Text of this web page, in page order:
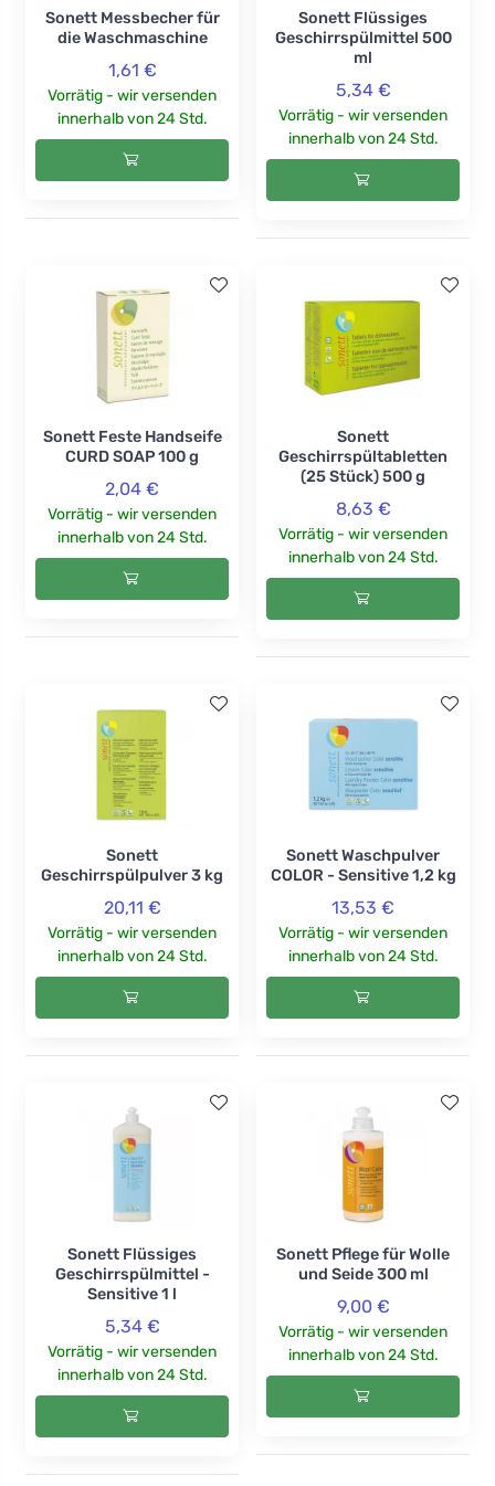
Sonett Messbecher für
die Waschmaschine
1,61 €
Vorrätig - wir versenden
innerhalb von 24 Std.
Sonett Flüssiges
Geschirrspülmittel 500
ml
5,34 €
Vorrätig - wir versenden
innerhalb von 24 Std.
Sonett Feste Handseife
CURD SOAP 100 g
2,04 €
Vorrätig - wir versenden
innerhalb von 24 Std.
Sonett
Geschirrspültabletten
(25 Stück) 500 g
8,63 €
Vorrätig - wir versenden
innerhalb von 24 Std.
Sonett
Geschirrspülpulver 3 kg
20,11 €
Vorrätig - wir versenden
innerhalb von 24 Std.
Sonett Waschpulver
COLOR - Sensitive 1,2 kg
13,53 €
Vorrätig - wir versenden
innerhalb von 24 Std.
Sonett Flüssiges
Geschirrspülmittel -
Sensitive 1 l
5,34 €
Vorrätig - wir versenden
innerhalb von 24 Std.
Sonett Pflege für Wolle
und Seide 300 ml
9,00 €
Vorrätig - wir versenden
innerhalb von 24 Std.